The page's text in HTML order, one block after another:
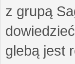
z grupą
glebą jest